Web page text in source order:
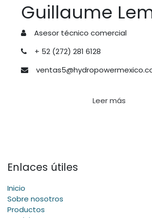
Guillaume
Asesor técnico comercial
+ 52 (272) 281 6128
Leer más
Enlaces útiles
Inicio
Sobre nosotros
Productos